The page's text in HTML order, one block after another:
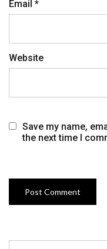
Email *
Website
Save my name,
the next time I